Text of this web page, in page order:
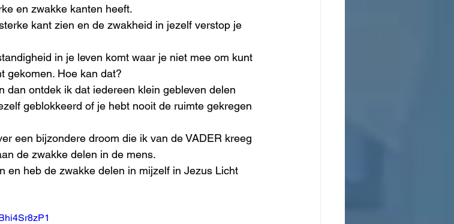
en zwakke kanten heeft.
kant zien en de zwakheid in jezelf verstop je
in je leven komt waar je niet mee om kunt
gekomen. Hoe kan dat?
dan ontdek ik dat iedereen klein gebleven delen
geblokkeerd of je hebt nooit de ruimte gekregen
een bijzondere droom die ik van de VADER kreeg
de zwakke delen in de mens.
en heb de zwakke delen in mijzelf in Jezus Licht